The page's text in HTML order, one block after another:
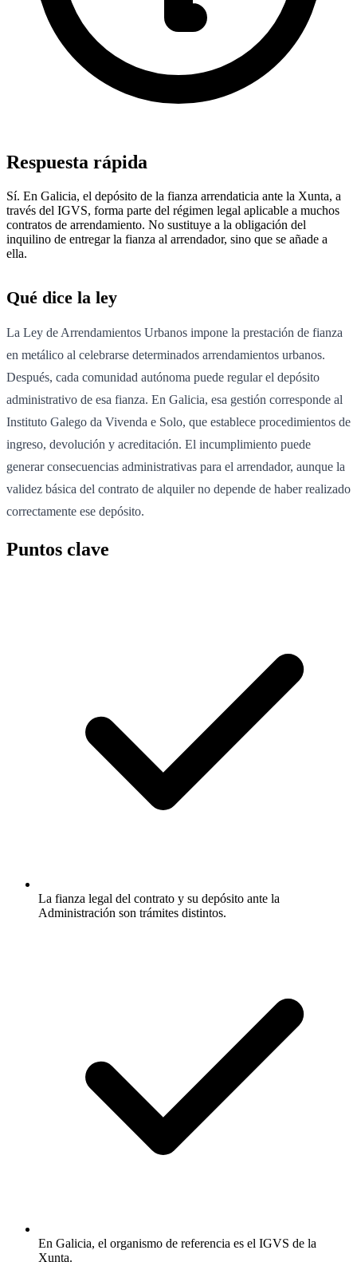
Respuesta rápida
Sí. En Galicia, el depósito de la fianza arrendaticia ante la Xunta, a
través del IGVS, forma parte del régimen legal aplicable a muchos
contratos de arrendamiento. No sustituye a la obligación del
inquilino de entregar la fianza al arrendador, sino que se añade a
ella.
Qué dice la ley
La Ley de Arrendamientos Urbanos impone la prestación de fianza
en metálico al celebrarse determinados arrendamientos urbanos.
Después, cada comunidad autónoma puede regular el depósito
administrativo de esa fianza. En Galicia, esa gestión corresponde al
Instituto Galego da Vivenda e Solo, que establece procedimientos de
ingreso, devolución y acreditación. El incumplimiento puede
generar consecuencias administrativas para el arrendador, aunque la
validez básica del contrato de alquiler no depende de haber realizado
correctamente ese depósito.
Puntos clave
La fianza legal del contrato y su depósito ante la
Administración son trámites distintos.
En Galicia, el organismo de referencia es el IGVS de la
Xunta.